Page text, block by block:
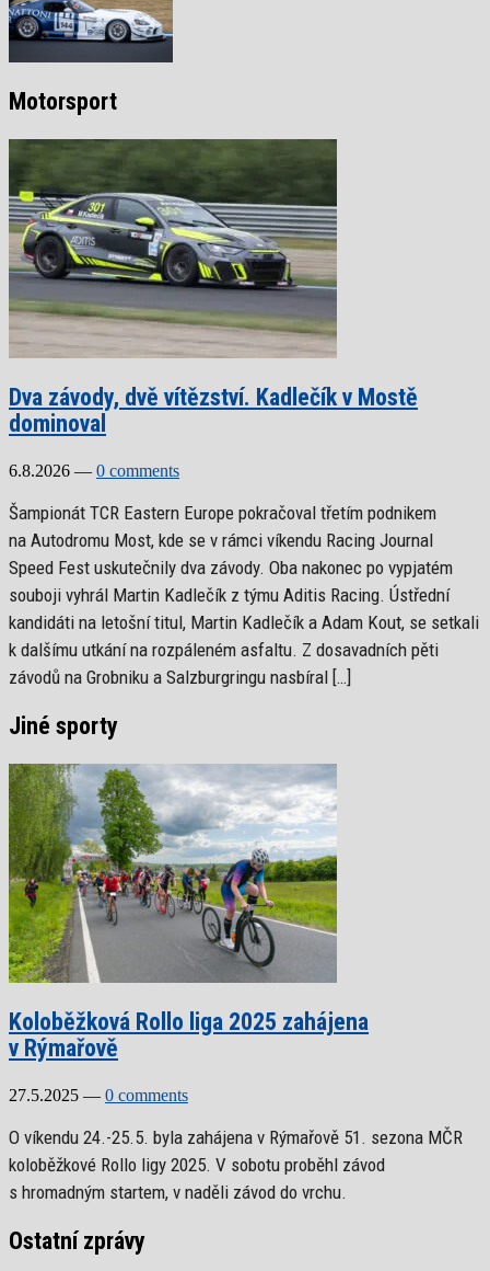
Motorsport
Dva závody, dvě vítězství. Kadlečík v Mostě
dominoval
6.8.2026 — 0 comments
Šampionát TCR Eastern Europe pokračoval třetím podnikem
na Autodromu Most, kde se v rámci víkendu Racing Journal
Speed Fest uskutečnily dva závody. Oba nakonec po vypjatém
souboji vyhrál Martin Kadlečík z týmu Aditis Racing. Ústřední
kandidáti na letošní titul, Martin Kadlečík a Adam Kout, se setkali
k dalšímu utkání na rozpáleném asfaltu. Z dosavadních pěti
závodů na Grobniku a Salzburgringu nasbíral […]
Jiné sporty
Koloběžková Rollo liga 2025 zahájena
v Rýmařově
27.5.2025 — 0 comments
O víkendu 24.-25.5. byla zahájena v Rýmařově 51. sezona MČR
koloběžkové Rollo ligy 2025. V sobotu proběhl závod
s hromadným startem, v naděli závod do vrchu.
Ostatní zprávy